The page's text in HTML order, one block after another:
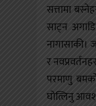
सत्तामा
साट्न
नागासाकी।
र
परमाणु
घोत्लिनु